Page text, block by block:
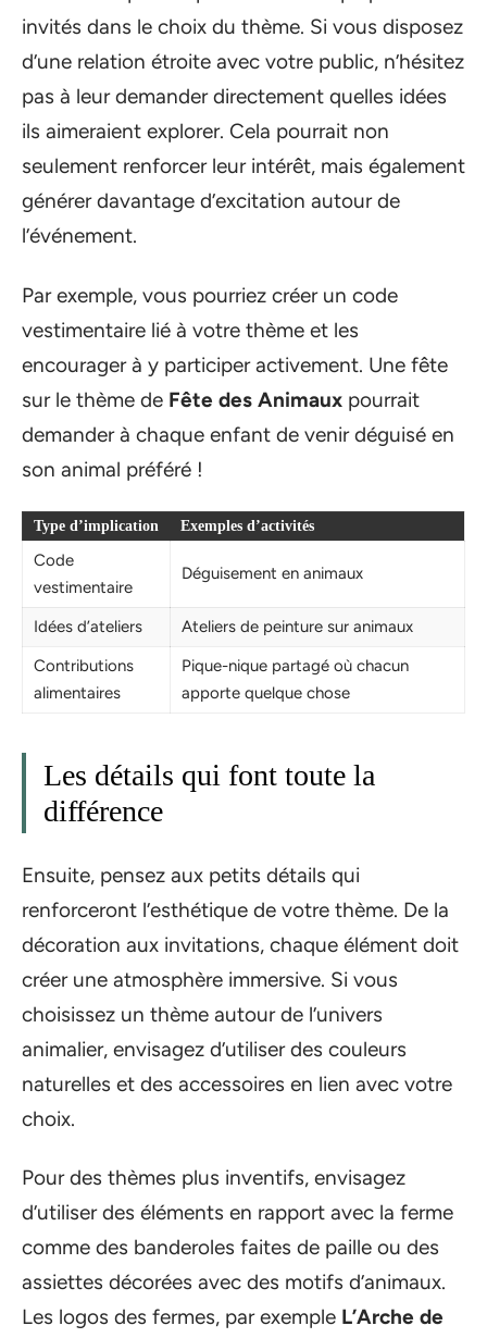
invités dans le choix du thème. Si vous disposez
d’une relation étroite avec votre public, n’hésitez
pas à leur demander directement quelles idées
ils aimeraient explorer. Cela pourrait non
seulement renforcer leur intérêt, mais également
générer davantage d’excitation autour de
l’événement.
Par exemple, vous pourriez créer un code
vestimentaire lié à votre thème et les
encourager à y participer activement. Une fête
sur le thème de Fête des Animaux pourrait
demander à chaque enfant de venir déguisé en
son animal préféré !
Type d’implication Exemples d’activités
Code
vestimentaire
Déguisement en animaux
Idées d’ateliers
Ateliers de peinture sur animaux
Contributions
alimentaires
Pique-nique partagé où chacun
apporte quelque chose
Les détails qui font toute la
différence
Ensuite, pensez aux petits détails qui
renforceront l’esthétique de votre thème. De la
décoration aux invitations, chaque élément doit
créer une atmosphère immersive. Si vous
choisissez un thème autour de l’univers
animalier, envisagez d’utiliser des couleurs
naturelles et des accessoires en lien avec votre
choix.
Pour des thèmes plus inventifs, envisagez
d’utiliser des éléments en rapport avec la ferme
comme des banderoles faites de paille ou des
assiettes décorées avec des motifs d’animaux.
Les logos des fermes, par exemple L’Arche de